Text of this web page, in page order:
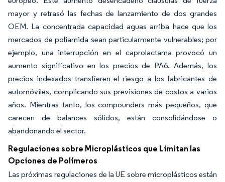
mayor y retrasó las fechas de lanzamiento de dos grandes
OEM. La concentrada capacidad aguas arriba hace que los
mercados de poliamida sean particularmente vulnerables; por
ejemplo, una interrupción en el caprolactama provocó un
aumento significativo en los precios de PA6. Además, los
precios indexados transfieren el riesgo a los fabricantes de
automóviles, complicando sus previsiones de costos a varios
años. Mientras tanto, los compounders más pequeños, que
carecen de balances sólidos, están consolidándose o
abandonando el sector.
Regulaciones sobre Microplásticos que Limitan las
Opciones de Polímeros
Las próximas regulaciones de la UE sobre microplásticos están